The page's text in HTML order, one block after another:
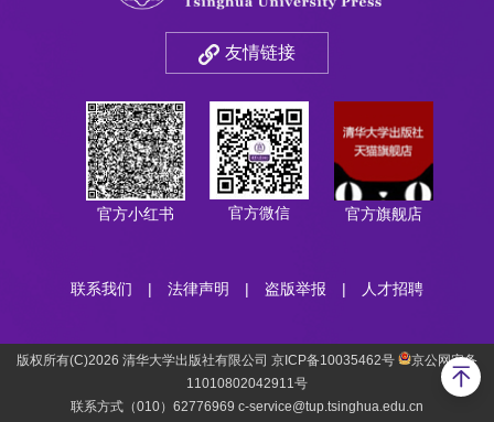
友情链接
官方小红书 官方微信 官方旗舰店
联系我们 | 法律声明 | 盗版举报 | 人才招聘
版权所有(C)2026 清华大学出版社有限公司 京ICP备10035462号
京公网安备
11010802042911号
联系方式（010）62776969 c-service@tup.tsinghua.edu.cn